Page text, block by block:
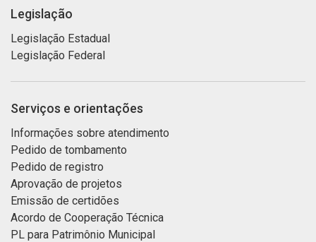
Legislação
Legislação Estadual
Legislação Federal
Serviços e orientações
Informações sobre atendimento
Pedido de tombamento
Pedido de registro
Aprovação de projetos
Emissão de certidões
Acordo de Cooperação Técnica
PL para Patrimônio Municipal